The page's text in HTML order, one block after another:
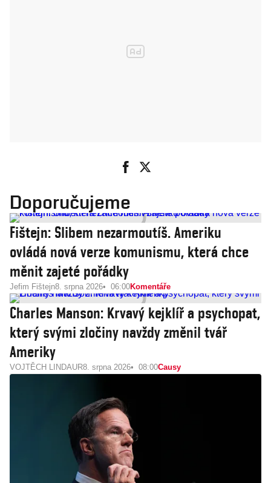
Doporučujeme
Fištejn: Slibem nezarmoutíš. Ameriku
ovládá nová verze komunismu, která chce
měnit zajeté pořádky
Jefim Fištejn8. srpna 2026 06:00Komentáře
Charles Manson: Krvavý kejklíř a psychopat,
který svými zločiny navždy změnil tvář
Ameriky
VOJTĚCH LINDAUR8. srpna 2026 08:00Causy